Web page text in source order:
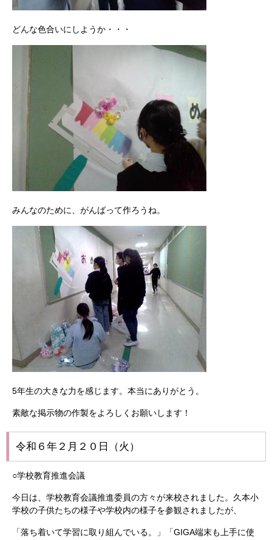
どんな色合いにしようか・・・
みんなのために、がんばって作ろうね。
5年生の大きな力を感じます。本当にありがとう。
素敵な掲示物の作製をよろしくお願いします！
令和６年２月２０日（火）
○学校教育推進会議
今日は、学校教育会議推進委員の方々が来校されました。久本小
学校の子供たちの様子や学校内の様子を参観されましたが、
「落ち着いて学習に取り組んでいる。」「GIGA端末も上手に使